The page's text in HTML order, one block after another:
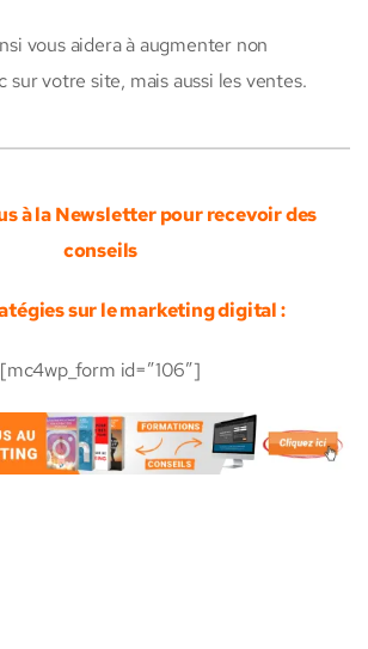
vous aidera à augmenter non
votre site, mais aussi les ventes.
à la Newsletter pour recevoir des
conseils
sur le marketing digital :
[mc4wp_form id=”106″]